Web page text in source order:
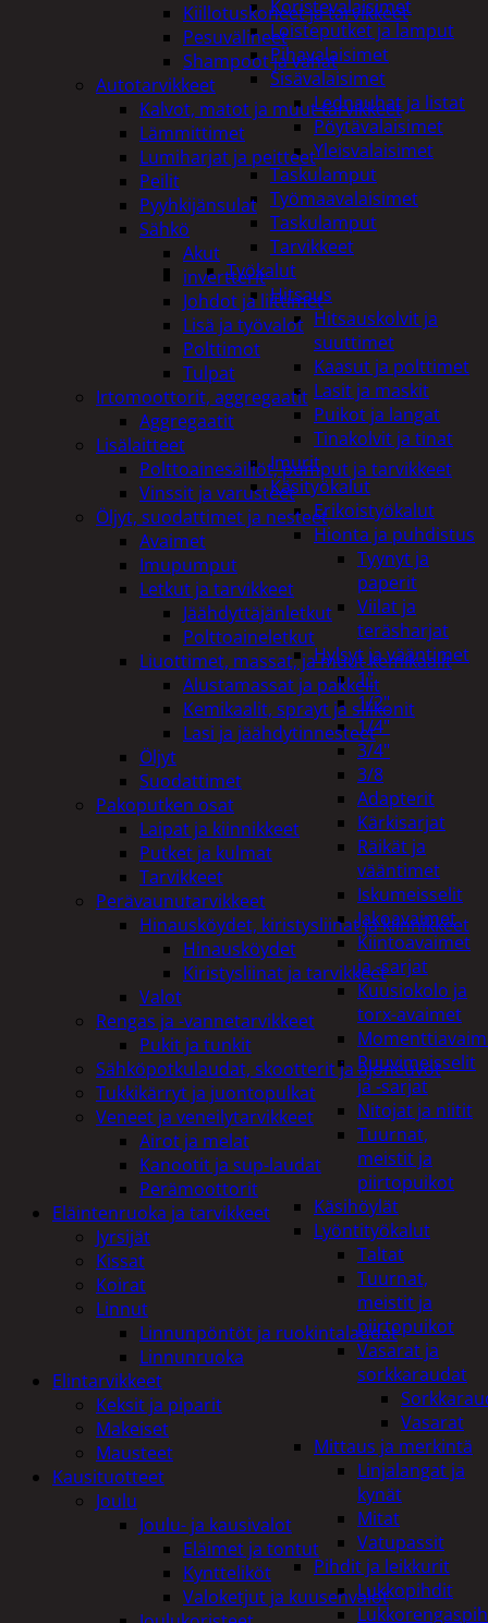
Koristevalaisimet
Loisteputket ja lamput
Pihavalaisimet
Sisävalaisimet
Lednauhat ja listat
Pöytävalaisimet
Yleisvalaisimet
Taskulamput
Työmaavalaisimet
Taskulamput
Tarvikkeet
Työkalut
Hitsaus
Hitsauskolvit ja
suuttimet
Kaasut ja polttimet
Lasit ja maskit
Puikot ja langat
Tinakolvit ja tinat
Imurit
Käsityökalut
Erikoistyökalut
Hionta ja puhdistus
Tyynyt ja
paperit
Viilat ja
teräsharjat
Hylsyt ja vääntimet
1"
1/2"
1/4"
3/4"
3/8
Adapterit
Kärkisarjat
Räikät ja
vääntimet
Iskumeisselit
Jakoavaimet
Kiintoavaimet
ja -sarjat
Kuusiokolo ja
torx-avaimet
Ruuvimeisselit
ja -sarjat
Nitojat ja niitit
Tuurnat,
meistit ja
piirtopuikot
Käsihöylät
Lyöntityökalut
Taltat
Tuurnat,
meistit ja
piirtopuikot
Vasarat ja
sorkkaraudat
Vasarat
Mittaus ja merkintä
Linjalangat ja
kynät
Mitat
Vatupassit
Pihdit ja leikkurit
Lukkopihdit
Kiillotuskoneet ja tarvikkeet
Pesuvälineet
Shampoot ja vahat
Autotarvikkeet
Kalvot, matot ja muut tarvikkeet
Lämmittimet
Lumiharjat ja peitteet
Peilit
Pyyhkijänsulat
Sähkö
Akut
invertterit
Johdot ja liittimet
Lisä ja työvalot
Polttimot
Tulpat
Irtomoottorit, aggregaatit
Aggregaatit
Lisälaitteet
Polttoainesäiliöt, pumput ja tarvikkeet
Vinssit ja varusteet
Öljyt, suodattimet ja nesteet
Avaimet
Imupumput
Letkut ja tarvikkeet
Jäähdyttäjänletkut
Polttoaineletkut
Liuottimet, massat, ja muut kemikaalit
Alustamassat ja pakkelit
Kemikaalit, sprayt ja silikonit
Lasi ja jäähdytinnesteet
Öljyt
Suodattimet
Pakoputken osat
Laipat ja kiinnikkeet
Putket ja kulmat
Tarvikkeet
Perävaunutarvikkeet
Hinausköydet, kiristysliinat ja kiinnikkeet
Hinausköydet
Kiristysliinat ja tarvikkeet
Valot
Rengas ja -vannetarvikkeet
Pukit ja tunkit
Sähköpotkulaudat, skootterit ja ajoneuvot
Tukkikärryt ja juontopulkat
Veneet ja veneilytarvikkeet
Airot ja melat
Kanootit ja sup-laudat
Perämoottorit
Eläintenruoka ja tarvikkeet
Jyrsijät
Kissat
Koirat
Linnut
Linnunpöntöt ja ruokintalaudat
Linnunruoka
Elintarvikkeet
Keksit ja piparit
Makeiset
Mausteet
Kausituotteet
Joulu
Joulu- ja kausivalot
Eläimet ja tontut
Kyntteliköt
Valoketjut ja kuusenvalot